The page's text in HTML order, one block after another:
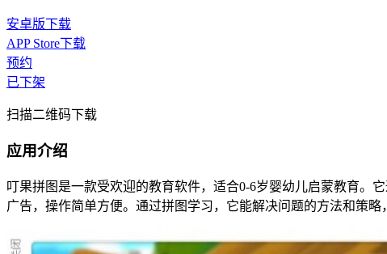
安卓版下载
APP Store下载
预约
已下架
扫描二维码下载
应用介绍
叮果拼图是一款受欢迎的教育软件，适合0-6岁婴幼儿启蒙教育。
广告，操作简单方便。通过拼图学习，它能解决问题的方法和策